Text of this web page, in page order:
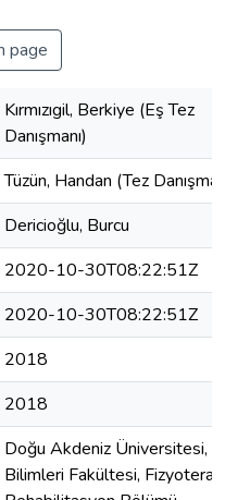
page
Kırmızıgil, Berkiye (Eş Tez
Danışmanı)
Tüzün, Handan (Tez
Dericioğlu, Burcu
2020-10-30T08:22:51Z
2020-10-30T08:22:51Z
2018
2018
Doğu Akdeniz Üniversitesi,
Bilimleri Fakültesi,